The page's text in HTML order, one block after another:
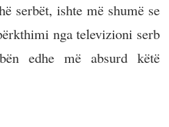
serbët, ishte më shumë se
nga televizioni serb
edhe më absurd këtë